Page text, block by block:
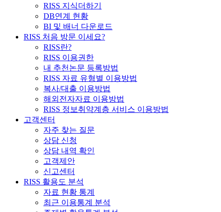
RISS 지식더하기
DB연계 현황
BI 및 배너 다운로드
RISS 처음 방문 이세요?
RISS란?
RISS 이용권한
내 추천논문 등록방법
RISS 자료 유형별 이용방법
복사/대출 이용방법
해외전자자료 이용방법
RISS 정보취약계층 서비스 이용방법
고객센터
자주 찾는 질문
상담 신청
상담 내역 확인
고객제안
신고센터
RISS 활용도 분석
자료 현황 통계
최근 이용통계 분석